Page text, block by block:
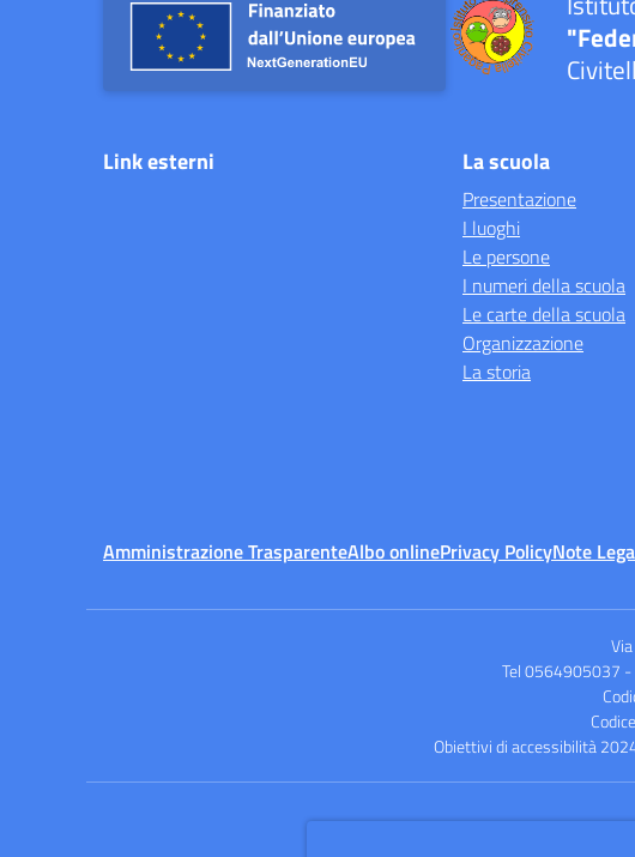
Link esterni La scuola
Presentazione
I luoghi
Le persone
I numeri della scuola
Le carte della scuola
Organizzazione
La storia
Amministrazione TrasparenteAlbo onlinePrivacy PolicyNote
Tel 0564905037 -
Obiettivi di accessibilità